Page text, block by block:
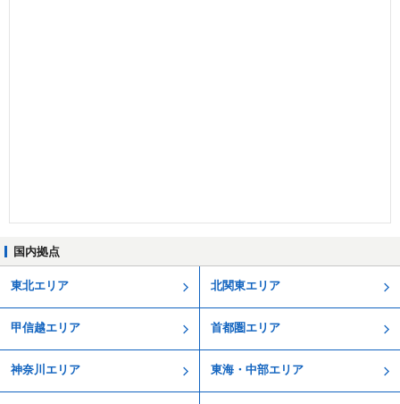
国内拠点
東北エリア 北関東エリア
甲信越エリア 首都圏エリア
神奈川エリア 東海・中部エリア